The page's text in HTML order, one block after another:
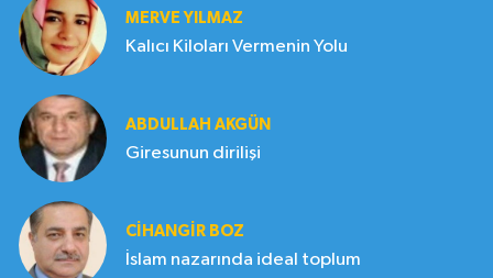
MERVE YILMAZ
Kalıcı Kiloları Vermenin Yolu
ABDULLAH AKGÜN
Giresunun dirilişi
CIHANGIR BOZ
İslam nazarında ideal toplum